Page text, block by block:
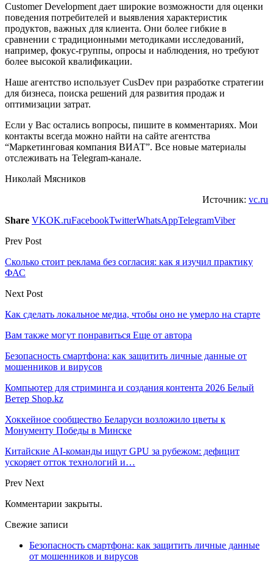
Customer Development дает широкие возможности для оценки
поведения потребителей и выявления характеристик
продуктов, важных для клиента. Они более гибкие в
сравнении с традиционными методиками исследований,
например, фокус-группы, опросы и наблюдения, но требуют
более высокой квалификации.
Наше агентство использует CusDev при разработке стратегии
для бизнеса, поиска решений для развития продаж и
оптимизации затрат.
Если у Вас остались вопросы, пишите в комментариях. Мои
контакты всегда можно найти на сайте агентства
“Маркетинговая компания ВИАТ”. Все новые материалы
отслеживать на Telegram-канале.
Николай Мясников
Источник: vc.ru
Share VKOK.ruFacebookTwitterWhatsAppTelegramViber
Prev Post
Сколько стоит реклама без согласия: как я изучил практику
ФАС
Next Post
Как сделать локальное медиа, чтобы оно не умерло на старте
Вам также могут понравиться Еще от автора
Безопасность смартфона: как защитить личные данные от
мошенников и вирусов
Компьютер для стриминга и создания контента 2026 Белый
Ветер Shop.kz
Хоккейное сообщество Беларуси возложило цветы к
Монументу Победы в Минске
Китайские AI-команды ищут GPU за рубежом: дефицит
ускоряет отток технологий и…
Prev Next
Комментарии закрыты.
Свежие записи
Безопасность смартфона: как защитить личные данные
от мошенников и вирусов